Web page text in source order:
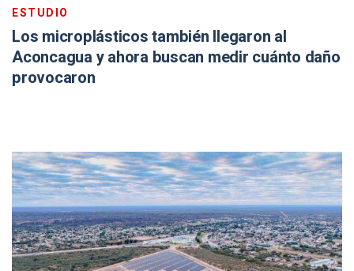
ESTUDIO
Los microplásticos también llegaron al
Aconcagua y ahora buscan medir cuánto daño
provocaron